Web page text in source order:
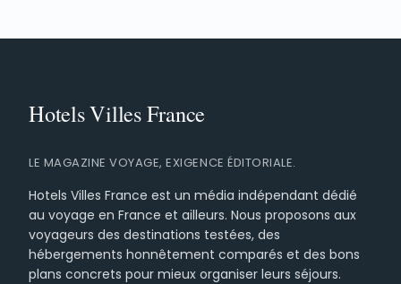
LE MAGAZINE VOYAGE, EXIGENCE ÉDITORIALE.
Hotels Villes France est un média indépendant dédié
au voyage en France et ailleurs. Nous proposons aux
voyageurs des destinations testées, des
hébergements honnêtement comparés et des bons
plans concrets pour mieux organiser leurs séjours.